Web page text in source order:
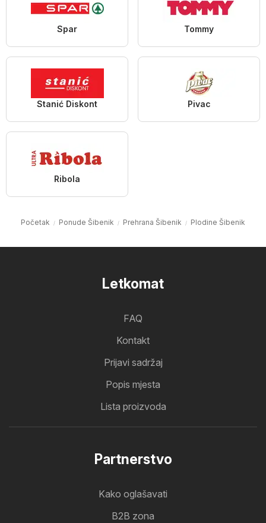
Spar Tommy
Stanić Diskont Pivac
Ribola
Početak Ponude Šibenik Prehrana Šibenik Plodine Šibenik
Letkomat
FAQ
Kontakt
Prijavi sadržaj
Popis mjesta
Lista proizvoda
Partnerstvo
Kako oglašavati
B2B zona